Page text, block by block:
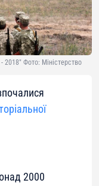
2018" Фото: Міністерство
2000